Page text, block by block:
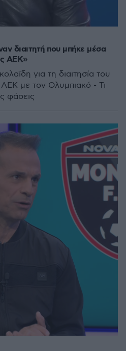
διαιτητή που μπήκε μέσα
ΑΕΚ»
για τη διαιτησία του
με τον Ολυμπιακό - Τι
φάσεις